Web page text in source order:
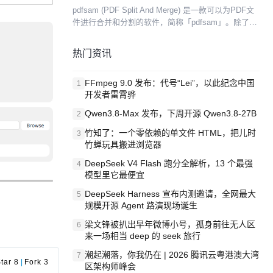
8 Fork 3
pdfsam (PDF Split And Merge) 是一款可以为PDF文
件进行合并和分割的软件，简称「pdfsam」。除了可
入另一份PDF文件中间...
热门资讯
1 FFmpeg 9.0 发布：代号“Lei”，以此纪念中国
开发者雷霄骅
2 Qwen3.8-Max 发布，下周开源 Qwen3.8-27B
3 竹知了：一个零依赖的单文件 HTML，把儿时
竹蝉玩具搬进浏览器
4 DeepSeek V4 Flash 跑分全解析，13 个最强
模型里它最便宜
5 DeepSeek Harness 宣布内测邀请，全网最大
规模开源 Agent 路演现场诞生
6 梁文锋被扒出早年微博小号，孤身前往无人区
来一场相当 deep 的 seek 旅行
7 潮起潮落，你我仍在 | 2026 腾讯云粤港澳大湾
区架构师峰会